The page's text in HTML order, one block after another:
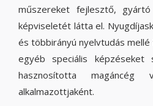
műszereket fejlesztő,
képviseletét látta el.
és többirányú nyelvtudás
egyéb speciális képzéseket
hasznosította magáncég
alkalmazottjaként.